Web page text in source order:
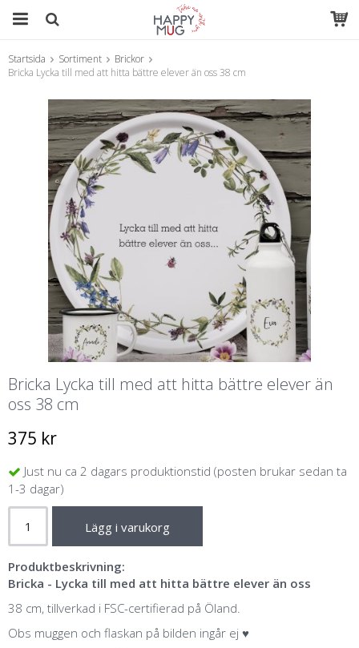
Produkten har blivit tillagd i varukorgen
Startsida Sortiment
Brickor
Bricka Lycka till med att hitta bättre elever än oss 38 cm
Bricka Lycka till med att hitta bättre elever än
oss 38 cm
375 kr
Just nu ca 2 dagars produktionstid (posten brukar sedan ta
1-3 dagar)
Lägg i varukorg
Produktbeskrivning:
Bricka - Lycka till med att hitta bättre elever än oss
38 cm, tillverkad i FSC-certifierad på Öland.
Obs muggen och flaskan på bilden ingår ej ♥️